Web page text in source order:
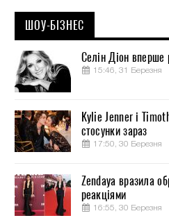
ШОУ-БІЗНЕС
Селін Діон вперше
15:46, 31 Березня
Kylie Jenner і
стосунки зараз
17:50, 30 Березня
Zendaya вразила
реакціями
16:55, 30 Березня